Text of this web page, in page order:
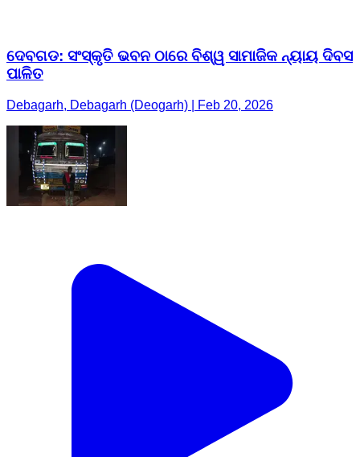
ଦେବଗଡ: ସଂସ୍କୃତି ଭବନ ଠାରେ ବିଶ୍ୱ ସାମାଜିକ ନ୍ୟାୟ ଦିବସ
ପାଳିତ
Debagarh, Debagarh (Deogarh) | Feb 20, 2026